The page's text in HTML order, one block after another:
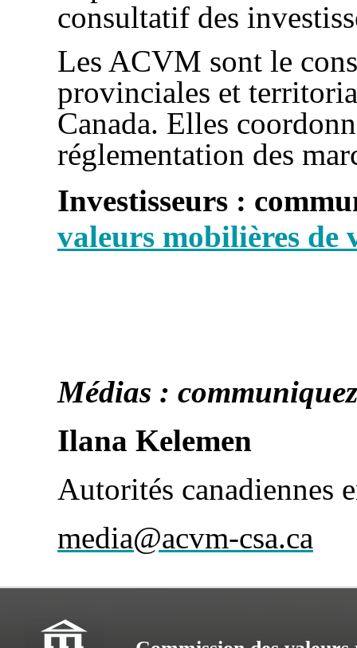
consultatif des
Les ACVM sont le
provinciales et
Canada. Elles
réglementation des
Investisseurs :
valeurs mobilières
Médias :
Ilana Kelemen
Autorités canadiennes
media@acvm-csa.ca